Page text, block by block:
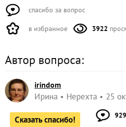
спасибо за вопрос
в избранное 3922
Автор вопроса:
irindom
Ирина Нерехта 25
Сказать спасибо!